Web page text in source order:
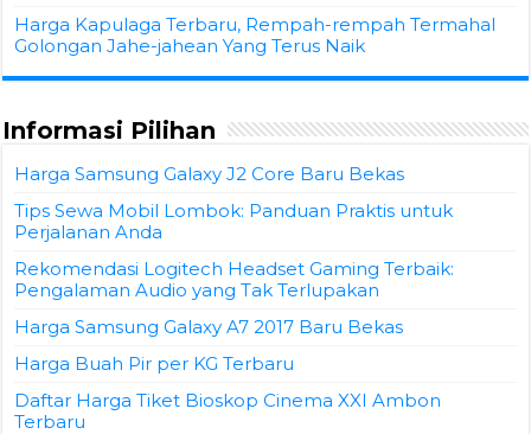
Harga Kapulaga Terbaru, Rempah-rempah Termahal
Golongan Jahe-jahean Yang Terus Naik
Informasi Pilihan
Harga Samsung Galaxy J2 Core Baru Bekas
Tips Sewa Mobil Lombok: Panduan Praktis untuk
Perjalanan Anda
Rekomendasi Logitech Headset Gaming Terbaik:
Pengalaman Audio yang Tak Terlupakan
Harga Samsung Galaxy A7 2017 Baru Bekas
Harga Buah Pir per KG Terbaru
Daftar Harga Tiket Bioskop Cinema XXI Ambon
Terbaru